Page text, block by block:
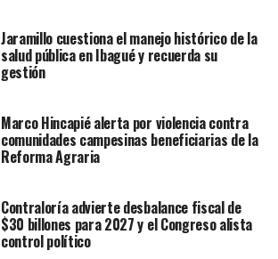
Jaramillo cuestiona el manejo histórico de la
salud pública en Ibagué y recuerda su
gestión
Marco Hincapié alerta por violencia contra
comunidades campesinas beneficiarias de la
Reforma Agraria
Contraloría advierte desbalance fiscal de
$30 billones para 2027 y el Congreso alista
control político